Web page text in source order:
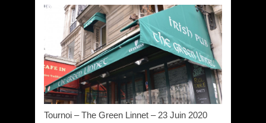
Tournoi – The Green Linnet – 23 Juin 2020